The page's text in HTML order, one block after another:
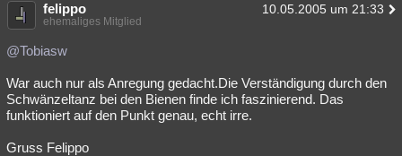
felippo 10.05.2005 um 21:33
ehemaliges Mitglied
@Tobiasw
War auch nur als Anregung gedacht.Die Verständigung durch den
Schwänzeltanz bei den Bienen finde ich faszinierend. Das
funktioniert auf den Punkt genau, echt irre.
Gruss Felippo